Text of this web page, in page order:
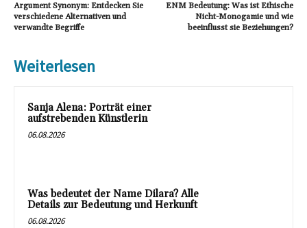
Argument Synonym: Entdecken Sie
verschiedene Alternativen und
verwandte Begriffe
ENM Bedeutung: Was ist Ethische
Nicht-Monogamie und wie
beeinflusst sie Beziehungen?
Weiterlesen
Sanja Alena: Porträt einer
aufstrebenden Künstlerin
06.08.2026
Was bedeutet der Name Dilara? Alle
Details zur Bedeutung und Herkunft
06.08.2026